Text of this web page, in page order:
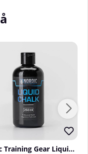
Nordic Training Gear Liquid Chalk, 250 ml